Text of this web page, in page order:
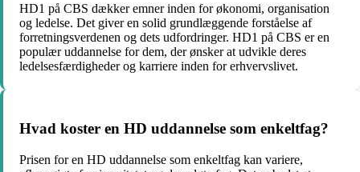
HD1 på CBS dækker emner inden for økonomi, organisation
og ledelse. Det giver en solid grundlæggende forståelse af
forretningsverdenen og dets udfordringer. HD1 på CBS er en
populær uddannelse for dem, der ønsker at udvikle deres
ledelsesfærdigheder og karriere inden for erhvervslivet.
Hvad koster en HD uddannelse som enkeltfag?
Prisen for en HD uddannelse som enkeltfag kan variere,